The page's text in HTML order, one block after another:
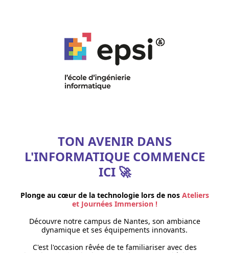
TON AVENIR DANS
L'INFORMATIQUE COMMENCE
ICI 🚀
Plonge au cœur de la technologie lors de nos Ateliers
et Journées Immersion !
Découvre notre campus de Nantes, son ambiance
dynamique et ses équipements innovants.
C'est l'occasion rêvée de te familiariser avec des